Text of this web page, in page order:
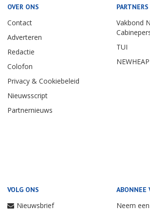
OVER ONS
Contact
Adverteren
Redactie
Colofon
Privacy & Cookiebeleid
Nieuwsscript
Partnernieuws
PARTNERS
Vakbond
TUI
NEWHEAP
VOLG ONS
Nieuwsbrief
ABONNEE
Neem